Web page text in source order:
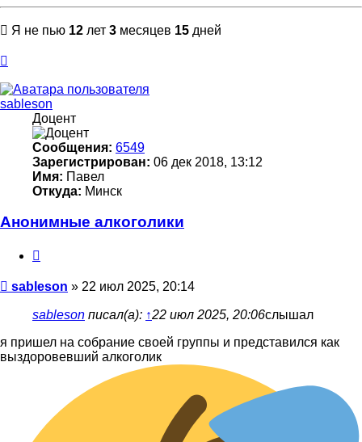
Я не пью 12 лет 3 месяцев 15 дней
началу
sableson
Доцент
Сообщения: 6549
Зарегистрирован: 06 дек 2018, 13:12
Имя: Павел
Откуда: Минск
Анонимные алкоголики
Сообщение
sableson » 22 июл 2025, 20:14
sableson писал(а): ↑22 июл 2025, 20:06слышал
я пришел на собрание своей группы и представился как
выздоровевший алкоголик